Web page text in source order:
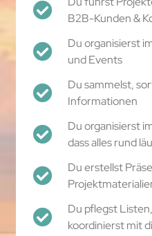
B2B-Kunden &
Du organisierst
und Events
Du sammelst,
Informationen
Du organisierst
dass alles rund
Du erstellst
Du pflegst
koordinierst mit